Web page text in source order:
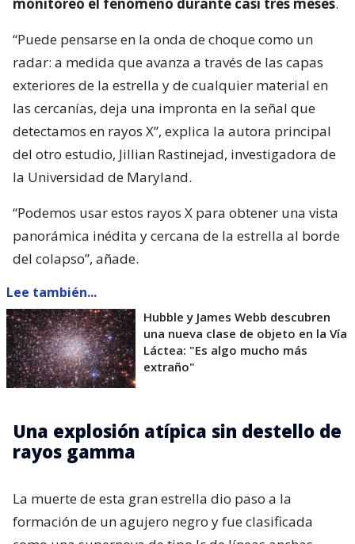
“Puede pensarse en la onda de choque como un
radar: a medida que avanza a través de las capas
exteriores de la estrella y de cualquier material en
las cercanías, deja una impronta en la señal que
detectamos en rayos X”, explica la autora principal
del otro estudio, Jillian Rastinejad, investigadora de
la Universidad de Maryland.
“Podemos usar estos rayos X para obtener una vista
panorámica inédita y cercana de la estrella al borde
del colapso”, añade.
Lee también...
Hubble y James Webb descubren
una nueva clase de objeto en la Vía
Láctea: "Es algo mucho más
extraño"
Una explosión atípica sin destello de
rayos gamma
La muerte de esta gran estrella dio paso a la
formación de un agujero negro y fue clasificada